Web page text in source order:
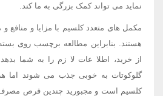
نماید می تواند کمک بزرگی به ما کند.
مکمل های متعدد کلسیم با مزایا و منافع
هستند. بنابراین مطالعه برچسب روی
از خرید، اطلا عات لا زم را به شما
گلوکوتات به خوبی جذب می شوند اما
کلسیم است و مجبورید چندین قرص مصرف